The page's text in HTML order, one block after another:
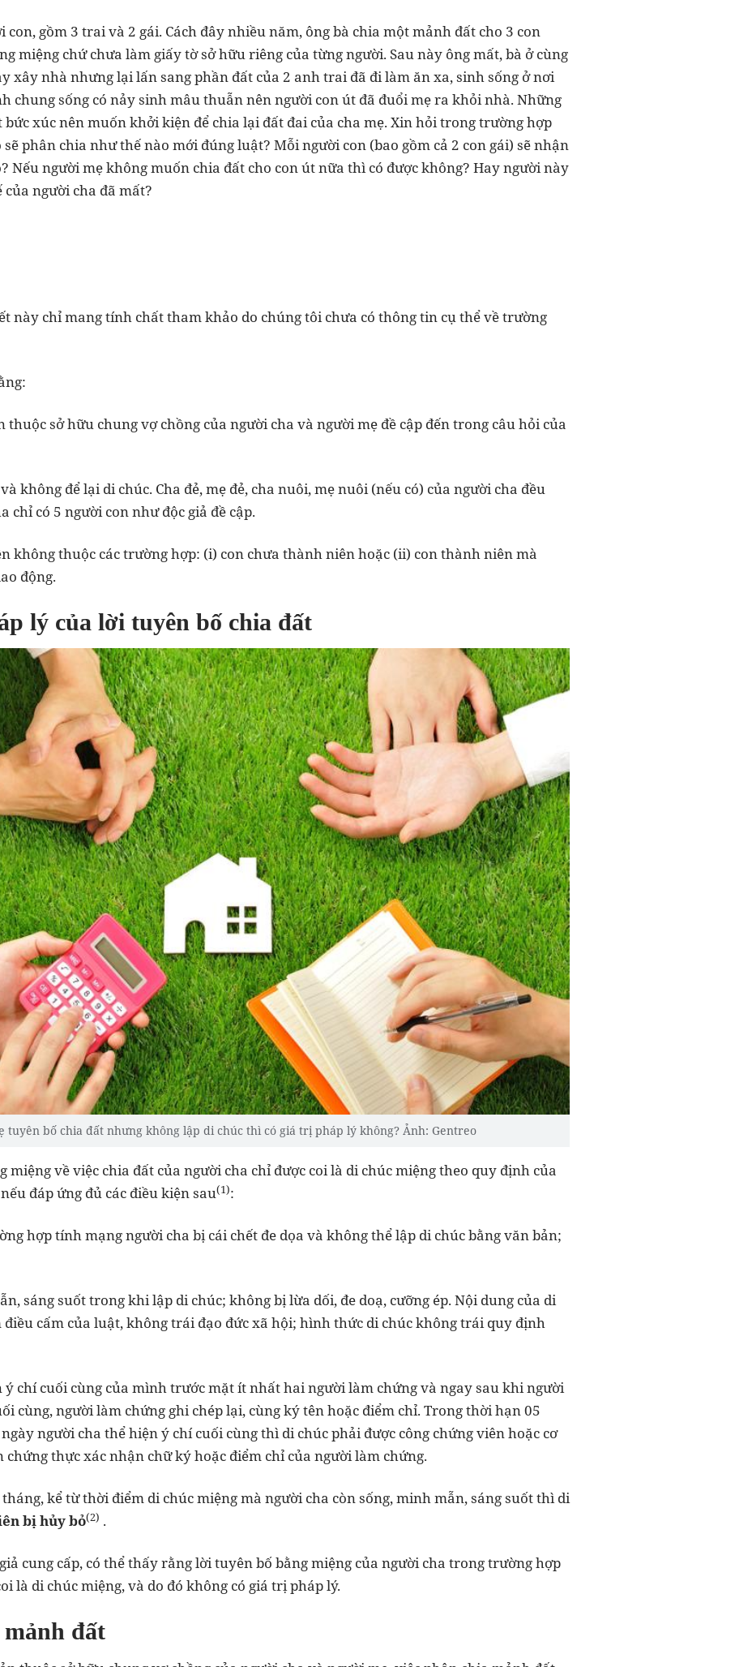
con, gồm 3 trai và 2 gái. Cách đây nhiều năm, ông bà chia một mảnh đất cho 3 con
miệng chứ chưa làm giấy tờ sở hữu riêng của từng người. Sau này ông mất, bà ở cùng
xây nhà nhưng lại lấn sang phần đất của 2 anh trai đã đi làm ăn xa, sinh sống ở nơi
chung sống có nảy sinh mâu thuẫn nên người con út đã đuổi mẹ ra khỏi nhà. Những
xúc nên muốn khởi kiện để chia lại đất đai của cha mẹ. Xin hỏi trong trường hợp
phân chia như thế nào mới đúng luật? Mỗi người con (bao gồm cả 2 con gái) sẽ nhận
Nếu người mẹ không muốn chia đất cho con út nữa thì có được không? Hay người này
người cha đã mất?
này chỉ mang tính chất tham khảo do chúng tôi chưa có thông tin cụ thể về trường
thuộc sở hữu chung vợ chồng của người cha và người mẹ đề cập đến trong câu hỏi của
không để lại di chúc. Cha đẻ, mẹ đẻ, cha nuôi, mẹ nuôi (nếu có) của người cha đều
chỉ có 5 người con như độc giả đề cập.
không thuộc các trường hợp: (i) con chưa thành niên hoặc (ii) con thành niên mà
động.
lý của lời tuyên bố chia đất
tuyên bố chia đất nhưng không lập di chúc thì có giá trị pháp lý không? Ảnh: Gentreo
miệng về việc chia đất của người cha chỉ được coi là di chúc miệng theo quy định của
đáp ứng đủ các điều kiện sau(1):
hợp tính mạng người cha bị cái chết đe dọa và không thể lập di chúc bằng văn bản;
sáng suốt trong khi lập di chúc; không bị lừa dối, đe doạ, cưỡng ép. Nội dung của di
điều cấm của luật, không trái đạo đức xã hội; hình thức di chúc không trái quy định
ý chí cuối cùng của mình trước mặt ít nhất hai người làm chứng và ngay sau khi người
cùng, người làm chứng ghi chép lại, cùng ký tên hoặc điểm chỉ. Trong thời hạn 05
người cha thể hiện ý chí cuối cùng thì di chúc phải được công chứng viên hoặc cơ
chứng thực xác nhận chữ ký hoặc điểm chỉ của người làm chứng.
tháng, kể từ thời điểm di chúc miệng mà người cha còn sống, minh mẫn, sáng suốt thì di
bị hủy bỏ(2) .
cung cấp, có thể thấy rằng lời tuyên bố bằng miệng của người cha trong trường hợp
là di chúc miệng, và do đó không có giá trị pháp lý.
mảnh đất